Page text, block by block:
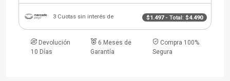
3 Cuotas sin interés de $1.497- Total: $4.490
Devolución
10 Días
6 Meses de
Garantía
Compra 100%
Segura